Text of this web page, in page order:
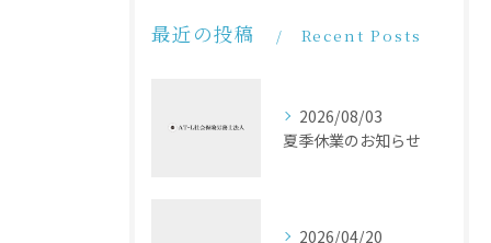
最近の投稿 Recent Posts
2026/08/03
夏季休業のお知らせ
2026/04/20